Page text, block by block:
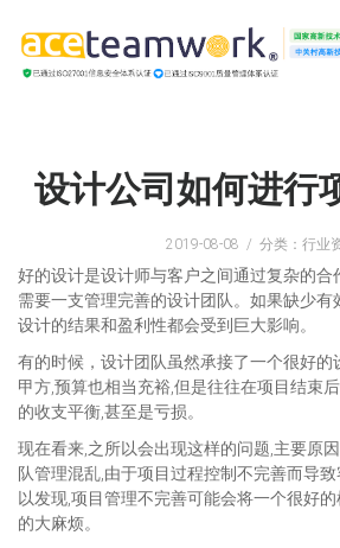
设计公司如何进行
2019-08-08 分类：行业
好的设计是设计师与客户之间通过复杂的合
需要一支管理完善的设计团队。如果缺少有
设计的结果和盈利性都会受到巨大影响。
有的时候，设计团队虽然承接了一个很好的
甲方,预算也相当充裕,但是往往在项目结束
的收支平衡,甚至是亏损。
现在看来,之所以会出现这样的问题,主要原
队管理混乱,由于项目过程控制不完善而导
以发现,项目管理不完善可能会将一个很好
的大麻烦。